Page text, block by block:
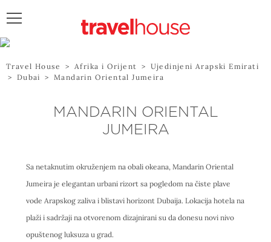
Travel House > Afrika i Orijent > Ujedinjeni Arapski Emirati
> Dubai > Mandarin Oriental Jumeira
MANDARIN ORIENTAL
JUMEIRA
Sa netaknutim okruženjem na obali okeana, Mandarin Oriental
Jumeira je elegantan urbani rizort sa pogledom na čiste plave
vode Arapskog zaliva i blistavi horizont Dubaija. Lokacija hotela na
plaži i sadržaji na otvorenom dizajnirani su da donesu novi nivo
opuštenog luksuza u grad.